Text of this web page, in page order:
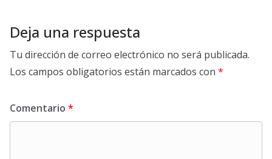
Deja una respuesta
Tu dirección de correo electrónico no será publicada.
Los campos obligatorios están marcados con *
Comentario *